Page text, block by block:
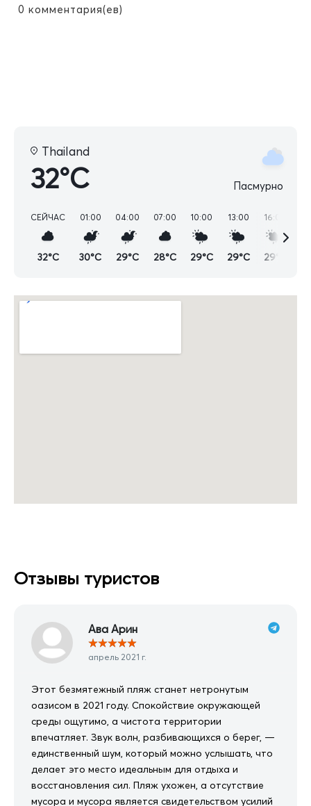
0 комментария(ев)
Thailand
32°C Пасмурно
СЕЙЧАС
32°C
01:00
30°C
04:00
29°C
07:00
28°C
10:00
29°C
13:00
29°C
16:00
29°C
Отзывы туристов
Ава Арин
★★★★★
апрель 2021 г.
Этот безмятежный пляж станет нетронутым
оазисом в 2021 году. Спокойствие окружающей
среды ощутимо, а чистота территории
впечатляет. Звук волн, разбивающихся о берег, —
единственный шум, который можно услышать, что
делает это место идеальным для отдыха и
восстановления сил. Пляж ухожен, а отсутствие
мусора и мусора является свидетельством усилий